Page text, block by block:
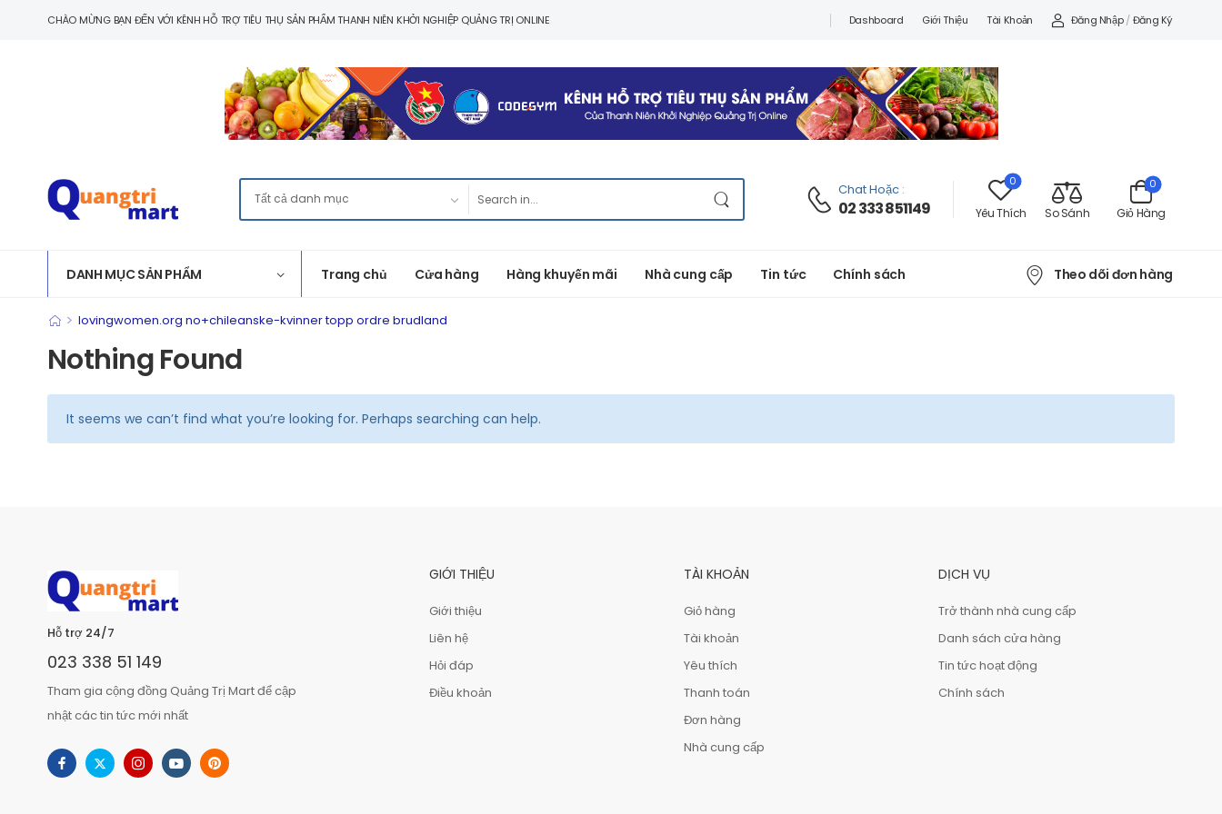
CHÀO MỪNG BẠN ĐẾN VỚI KÊNH HỖ TRỢ TIÊU THỤ SẢN PHẨM THANH NIÊN KHỞI NGHIỆP QUẢNG TRỊ ONLINE Dashboard Giới Thiệu Tài Khoản Đăng Nhập / Đăng Ký
Chat Hoặc :
02 333 851149
0
Yêu Thích So Sánh Giỏ Hàng
0
DANH MỤC SẢN PHẨM Trang chủ Cửa hàng Hàng khuyến mãi Nhà cung cấp Tin tức Chính sách Theo dõi đơn hàng
> lovingwomen.org no+chileanske-kvinner topp ordre brudland
Nothing Found
It seems we can’t find what you’re looking for. Perhaps searching can help.
Hỗ trợ 24/7
023 338 51 149
Tham gia cộng đồng Quảng Trị Mart để cập
nhật các tin tức mới nhất
GIỚI THIỆU
Giới thiệu
Liên hệ
Hỏi đáp
Điều khoản
TÀI KHOẢN
Giỏ hàng
Tài khoản
Yêu thích
Thanh toán
Đơn hàng
Nhà cung cấp
DỊCH VỤ
Trở thành nhà cung cấp
Danh sách cửa hàng
Tin tức hoạt động
Chính sách